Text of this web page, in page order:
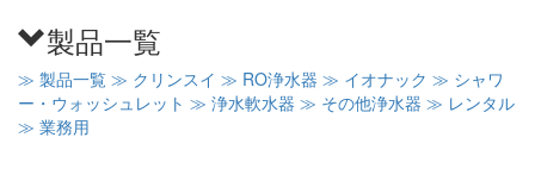
製品一覧
≫ 製品一覧 ≫ クリンスイ ≫ RO浄水器 ≫ イオナック ≫ シャワ
ー・ウォッシュレット ≫ 浄水軟水器 ≫ その他浄水器 ≫ レンタル
≫ 業務用